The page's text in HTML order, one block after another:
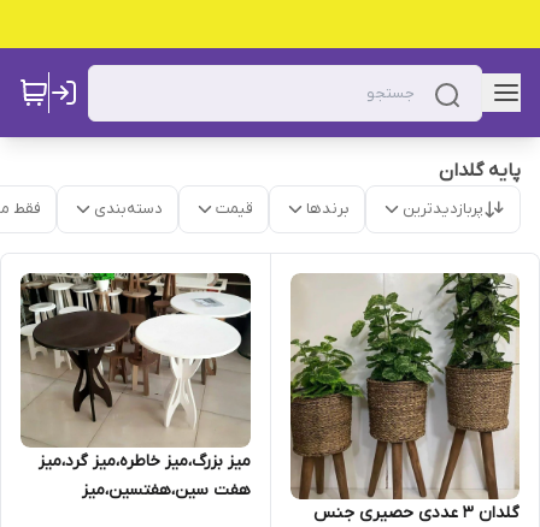
پایه گلدان
پربازدیدترین برندها قیمت دسته‌بندی فقط
گلدان 3 عددی حصیری جنس
میز بزرگ،میز خاطره،میز گرد،میز
هفت سین،هفتسین،میز